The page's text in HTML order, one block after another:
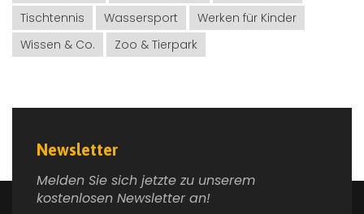
Tischtennis
Wassersport
Werken für Kinder
Wissen & Co.
Zoo & Tierpark
Newsletter
Melden Sie sich jetzte zu unserem
kostenlosen Newsletter an!